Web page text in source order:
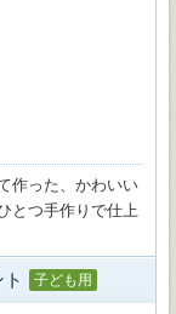
作った、かわいい
とつ手作りで仕上
子ども用